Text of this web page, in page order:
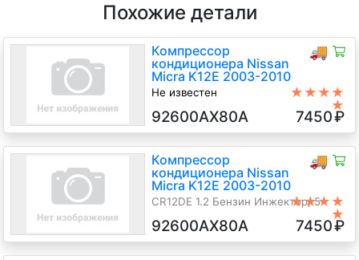
Похожие детали
🚚
Компрессор
кондиционера Nissan
Micra K12E 2003-2010
Не известен
ст.мех., Хэтчбэк 3 дв., синий, 2006
г.в.
★★★★
★
92600AX80A 7450₽
🚚
Компрессор
кондиционера Nissan
Micra K12E 2003-2010
CR12DE 1.2 Бензин Инжектор, 5-
ст.мех., Хэтчбэк 3 дв., черный, 2007
г.в.
★★★★
★
92600AX80A 7450₽